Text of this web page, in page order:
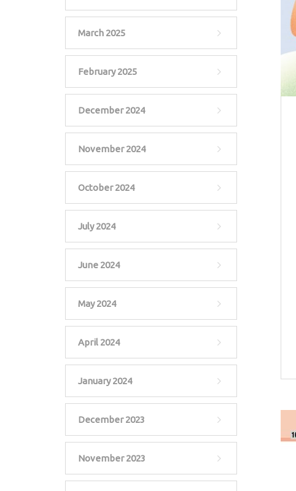
March 2025
February 2025
December 2024
November 2024
October 2024
July 2024
June 2024
May 2024
April 2024
January 2024
December 2023
November 2023